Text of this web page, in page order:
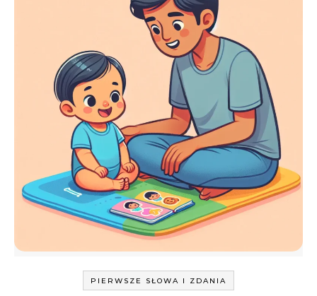
PIERWSZE SŁOWA I ZDANIA